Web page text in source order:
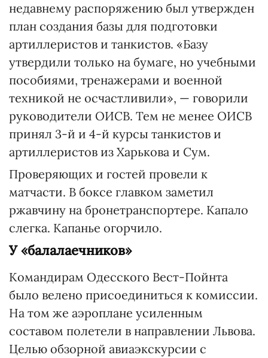
недавнему распоряжению был утвержден
план создания базы для подготовки
артиллеристов и танкистов. «Базу
утвердили только на бумаге, но учебными
пособиями, тренажерами и военной
техникой не осчастливили», — говорили
руководители ОИСВ. Тем не менее ОИСВ
принял 3-й и 4-й курсы танкистов и
артиллеристов из Харькова и Сум.
Проверяющих и гостей провели к
матчасти. В боксе главком заметил
ржавчину на бронетранспортере. Капало
слегка. Капанье огорчило.
У «балалаечников»
Командирам Одесского Вест-Пойнта
было велено присоединиться к комиссии.
На том же аэроплане усиленным
составом полетели в направлении Львова.
Целью обзорной авиаэкскурсии c